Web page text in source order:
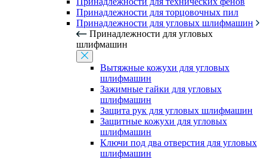
Принадлежности для торцовочных пил
Принадлежности для угловых шлифмашин
Принадлежности для угловых
шлифмашин
Вытяжные кожухи для угловых
шлифмашин
Зажимные гайки для угловых
шлифмашин
Защита рук для угловых шлифмашин
Защитные кожухи для угловых
шлифмашин
Ключи под два отверстия для угловых
шлифмашин